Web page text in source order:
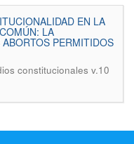
EN LA
LA
PERMITIDOS
constitucionales v.10